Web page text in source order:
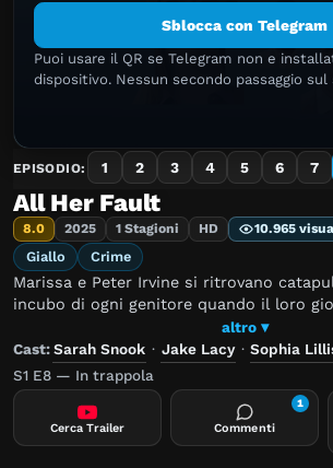
Sblocca con Telegram
Puoi usare il QR se Telegram non e
dispositivo. Nessun secondo passaggio sul
EPISODIO: 1 2 3 4 5 6 7
All Her Fault
8.0 2025 1 Stagioni HD 10.965
Giallo Crime
Marissa e Peter Irvine si ritrovano
incubo di ogni genitore quando il loro
viene rapito dopo un incontro di gioco
classe della sua nuova scuola…
altro ▾
Cast:Sarah Snook · Jake Lacy· Sophia
S1 E8 — In trappola
Cerca Trailer Commenti
1